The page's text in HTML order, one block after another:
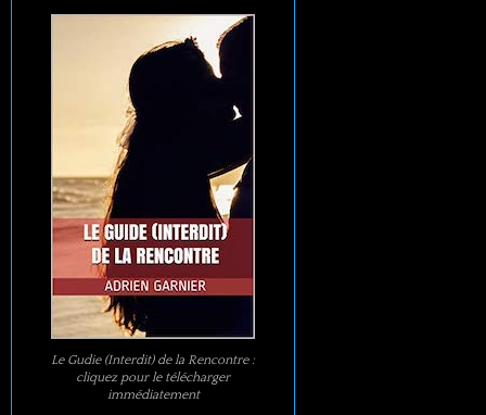
Le Gudie (Interdit) de la Rencontre :
cliquez pour le télécharger
immédiatement